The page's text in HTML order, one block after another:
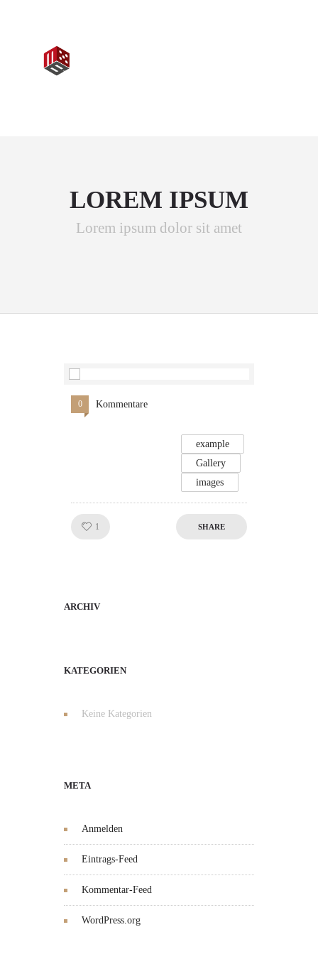
LOREM IPSUM
Lorem ipsum dolor sit amet
0 Kommentare
example
Gallery
images
1 SHARE
ARCHIV
KATEGORIEN
Keine Kategorien
META
Anmelden
Eintrags-Feed
Kommentar-Feed
WordPress.org